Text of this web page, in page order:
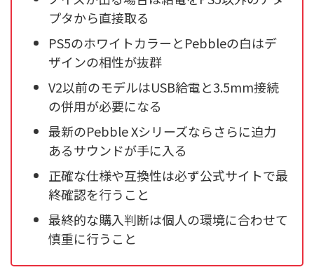
プタから直接取る
PS5のホワイトカラーとPebbleの白はデ
ザインの相性が抜群
V2以前のモデルはUSB給電と3.5mm接続
の併用が必要になる
最新のPebble Xシリーズならさらに迫力
あるサウンドが手に入る
正確な仕様や互換性は必ず公式サイトで最
終確認を行うこと
最終的な購入判断は個人の環境に合わせて
慎重に行うこと